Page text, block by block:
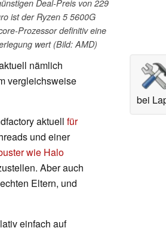
Deal-Preis von 229
ist der Ryzen 5 5600G
Prozessor definitiv eine
wert (Bild: AMD)
bei
nämlich
vergleichsweise
aktuell für
und einer
wie Halo
Aber auch
Eltern, und
einfach auf